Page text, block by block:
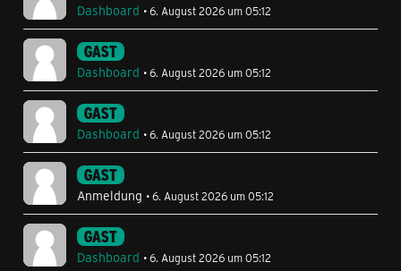
Dashboard 6. August 2026 um 05:12
GAST
Dashboard 6. August 2026 um 05:12
GAST
Dashboard 6. August 2026 um 05:12
GAST
Anmeldung 6. August 2026 um 05:12
GAST
Dashboard 6. August 2026 um 05:12